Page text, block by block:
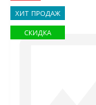
ХИТ ПРОДАЖ
СКИДКА